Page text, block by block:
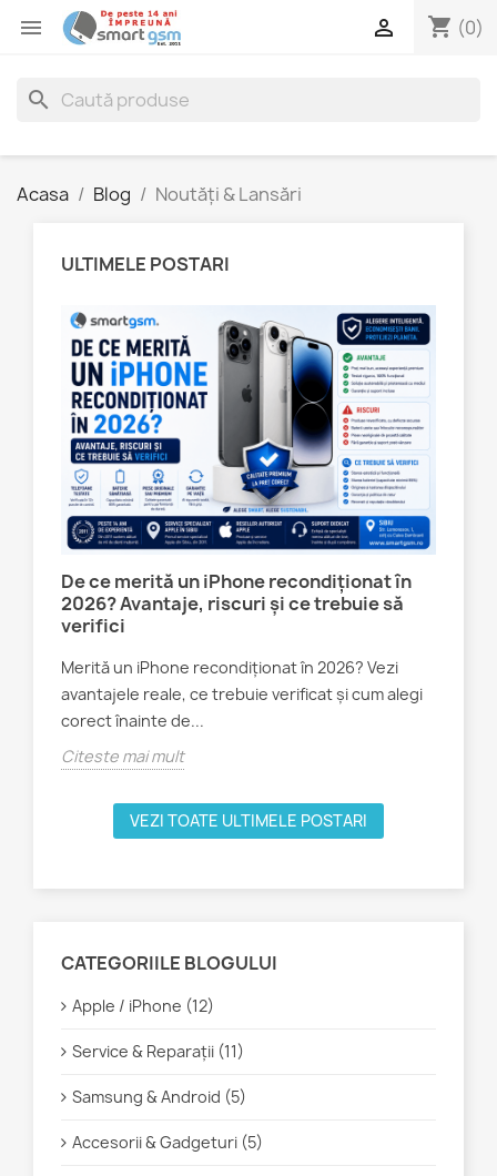
 shopping_cart (0)

search
Acasa Blog Noutăți & Lansări
ULTIMELE POSTARI
De ce merită un iPhone recondiționat în
2026? Avantaje, riscuri și ce trebuie să
verifici
Merită un iPhone recondiționat în 2026? Vezi
avantajele reale, ce trebuie verificat și cum alegi
corect înainte de...
Citeste mai mult
VEZI TOATE ULTIMELE POSTARI
CATEGORIILE BLOGULUI
Apple / iPhone (12)
Service & Reparații (11)
Samsung & Android (5)
Accesorii & Gadgeturi (5)